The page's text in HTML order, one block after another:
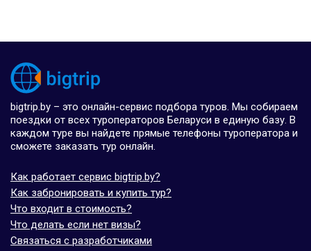
bigtrip.by – это онлайн-сервис подбора туров. Мы собираем
поездки от всех туроператоров Беларуси в единую базу. В
каждом туре вы найдете прямые телефоны туроператора и
сможете заказать тур онлайн.
Как работает сервис bigtrip.by?
Как забронировать и купить тур?
Что входит в стоимость?
Что делать если нет визы?
Связаться с разработчиками